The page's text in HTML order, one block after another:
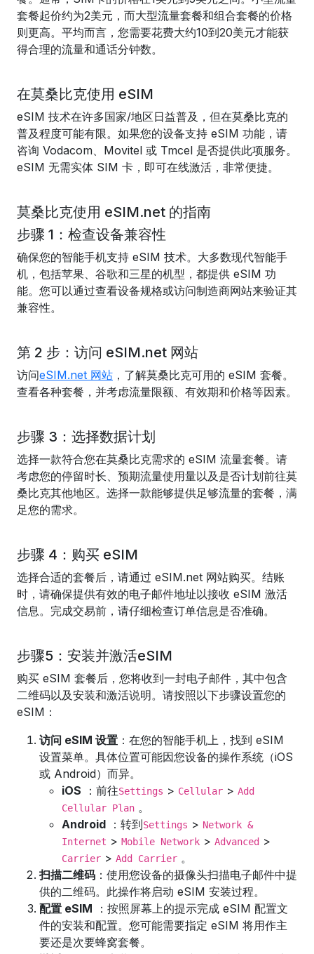
套餐起价约为2美元，而大型流量套餐和组合套餐的价格
则更高。平均而言，您需要花费大约10到20美元才能获
得合理的流量和通话分钟数。
在莫桑比克使用 eSIM
eSIM 技术在许多国家/地区日益普及，但在莫桑比克的
普及程度可能有限。如果您的设备支持 eSIM 功能，请
咨询 Vodacom、Movitel 或 Tmcel 是否提供此项服务。
eSIM 无需实体 SIM 卡，即可在线激活，非常便捷。
莫桑比克使用 eSIM.net 的指南
步骤 1：检查设备兼容性
确保您的智能手机支持 eSIM 技术。大多数现代智能手
机，包括苹果、谷歌和三星的机型，都提供 eSIM 功
能。您可以通过查看设备规格或访问制造商网站来验证其
兼容性。
第 2 步：访问 eSIM.net 网站
访问eSIM.net 网站 ，了解莫桑比克可用的 eSIM 套餐。
查看各种套餐，并考虑流量限额、有效期和价格等因素。
步骤 3：选择数据计划
选择一款符合您在莫桑比克需求的 eSIM 流量套餐。请
考虑您的停留时长、预期流量使用量以及是否计划前往莫
桑比克其他地区。选择一款能够提供足够流量的套餐，满
足您的需求。
步骤 4：购买 eSIM
选择合适的套餐后，请通过 eSIM.net 网站购买。结账
时，请确保提供有效的电子邮件地址以接收 eSIM 激活
信息。完成交易前，请仔细检查订单信息是否准确。
步骤5：安装并激活eSIM
购买 eSIM 套餐后，您将收到一封电子邮件，其中包含
二维码以及安装和激活说明。请按照以下步骤设置您的
eSIM：
访问 eSIM 设置 ：在您的智能手机上，找到 eSIM
设置菜单。具体位置可能因您设备的操作系统（iOS
或 Android）而异。
iOS ：前往Settings > Cellular > Add
Cellular Plan 。
Android ：转到Settings > Network &
Internet > Mobile Network > Advanced >
Carrier > Add Carrier 。
扫描二维码 ：使用您设备的摄像头扫描电子邮件中提
供的二维码。此操作将启动 eSIM 安装过程。
配置 eSIM ：按照屏幕上的提示完成 eSIM 配置文
件的安装和配置。您可能需要指定 eSIM 将用作主
要还是次要蜂窝套餐。